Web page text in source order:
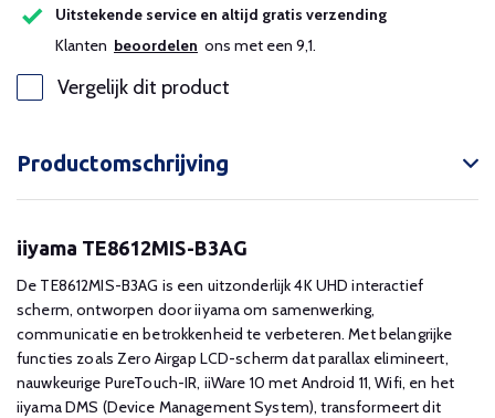
Uitstekende service en altijd gratis verzending
Klanten beoordelen ons met een 9,1.
Vergelijk dit product
Productomschrijving
iiyama TE8612MIS-B3AG
De TE8612MIS-B3AG is een uitzonderlijk 4K UHD interactief
scherm, ontworpen door iiyama om samenwerking,
communicatie en betrokkenheid te verbeteren. Met belangrijke
functies zoals Zero Airgap LCD-scherm dat parallax elimineert,
nauwkeurige PureTouch-IR, iiWare 10 met Android 11, Wifi, en het
iiyama DMS (Device Management System), transformeert dit